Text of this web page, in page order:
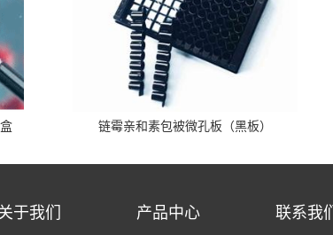
链霉亲和素包被微孔板（黑板）
于我们 产品中心 联系我们